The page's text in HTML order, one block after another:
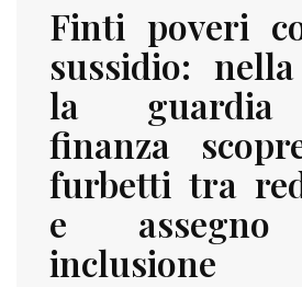
Finti poveri
sussidio:
la
finanza
furbetti tra
e
inclusione